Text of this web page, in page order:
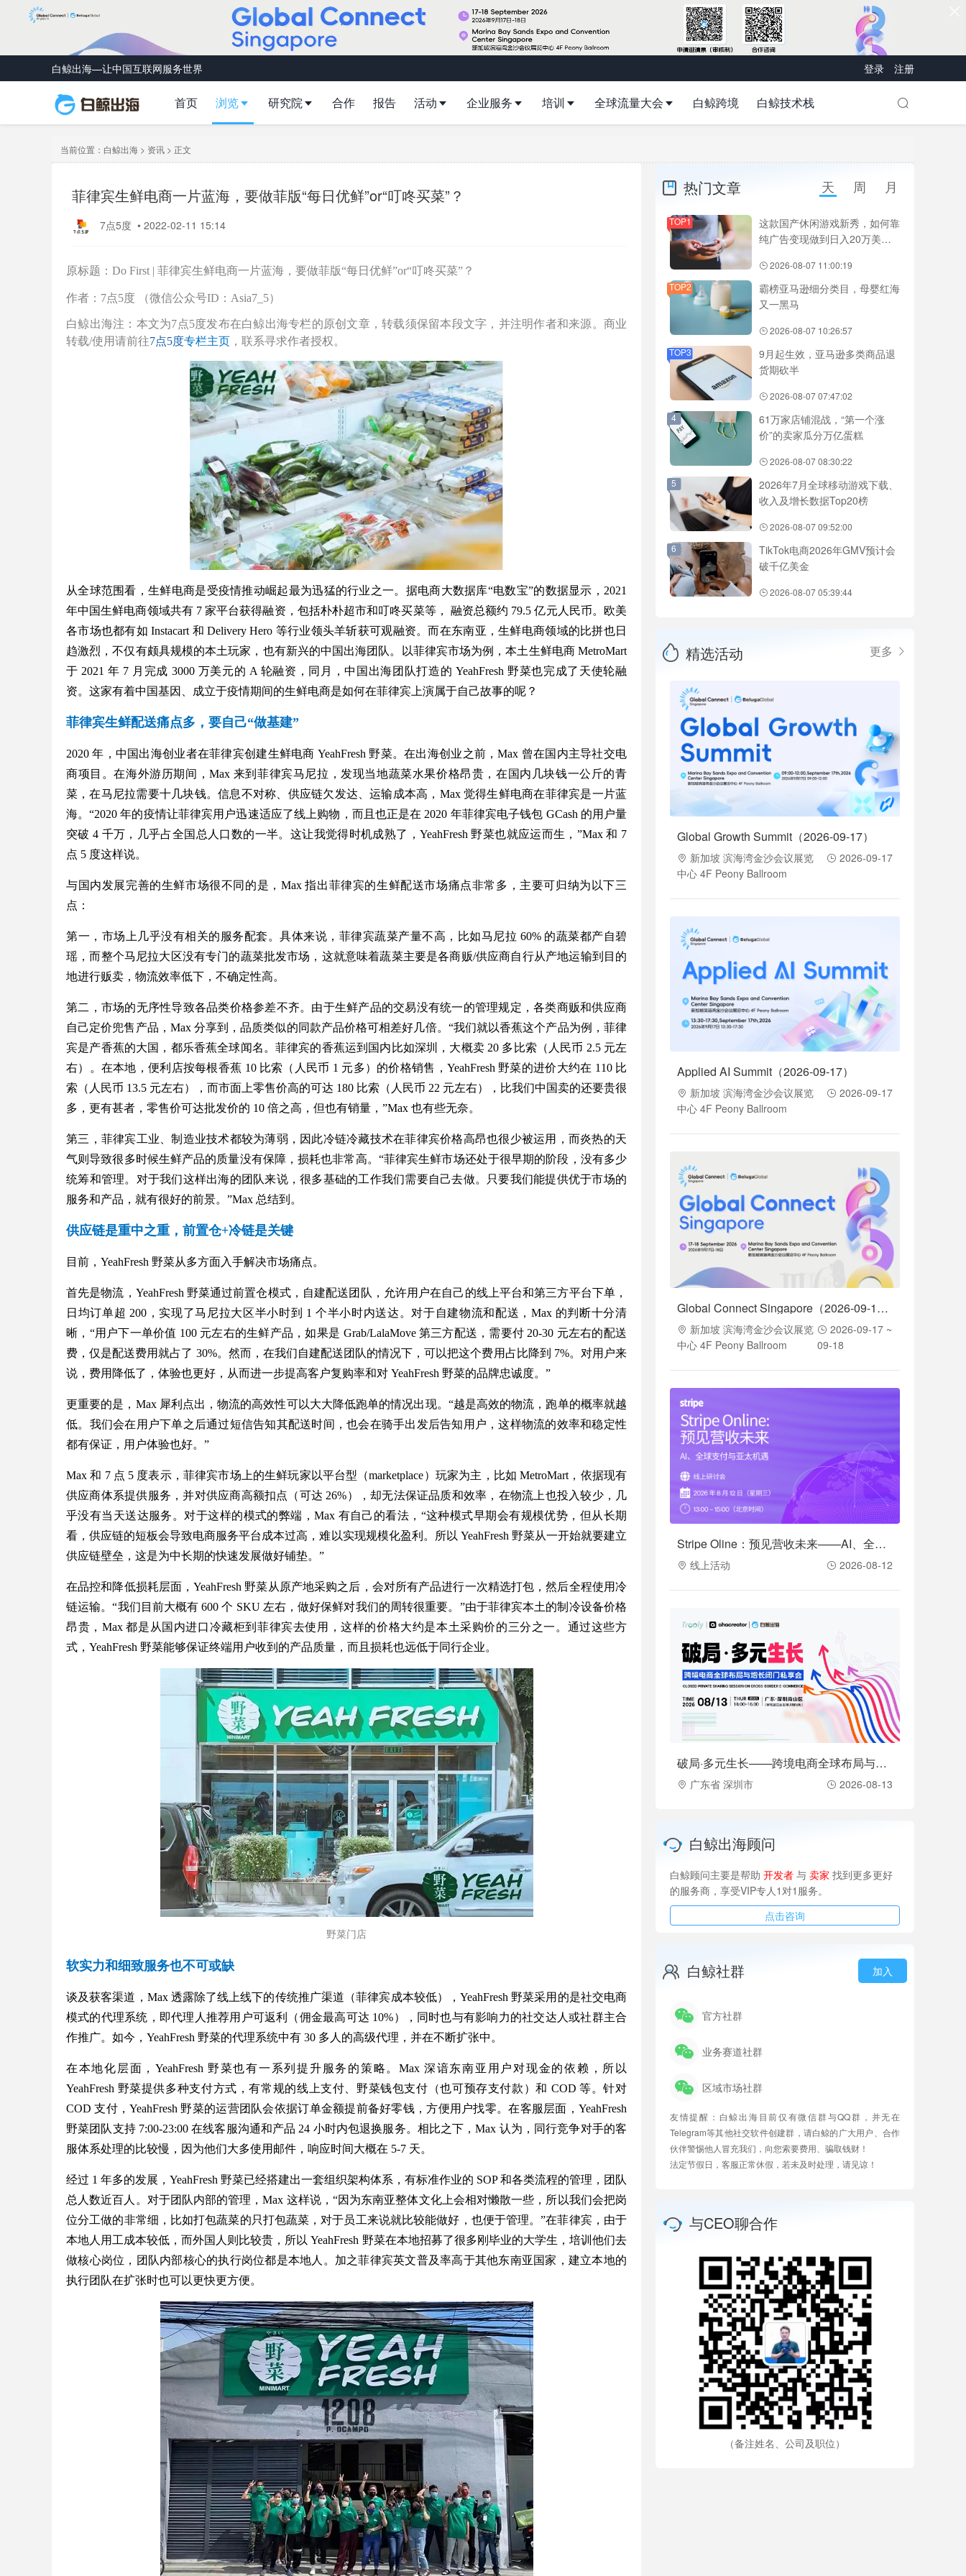
白鲸出海—让中国互联网服务世界 登录 注册
首页 浏览 研究院 合作 报告 活动 企业服务 培训 全球流量大会 白鲸跨境 白鲸技术栈
当前位置： 白鲸出海 > 资讯 > 正文
菲律宾生鲜电商一片蓝海，要做菲版“每日优鲜”or“叮咚买菜”？
7点5度 • 2022-02-11 15:14
原标题：Do First | 菲律宾生鲜电商一片蓝海，要做菲版“每日优鲜”or“叮咚买菜”？
作者：7点5度 （微信公众号ID：Asia7_5）
白鲸出海注：本文为7点5度发布在白鲸出海专栏的原创文章，转载须保留本段文字，并注明作者和来源。商业
转载/使用请前往7点5度专栏主页 ，联系寻求作者授权。
从全球范围看，生鲜电商是受疫情推动崛起最为迅猛的行业之一。据电商大数据库“电数宝”的数据显示，2021
年中国生鲜电商领域共有 7 家平台获得融资，包括朴朴超市和叮咚买菜等， 融资总额约 79.5 亿元人民币。欧美
各市场也都有如 Instacart 和 Delivery Hero 等行业领头羊斩获可观融资。而在东南亚，生鲜电商领域的比拼也日
趋激烈，不仅有颇具规模的本土玩家，也有新兴的中国出海团队。以菲律宾市场为例，本土生鲜电商 MetroMart
于 2021 年 7 月完成 3000 万美元的 A 轮融资，同月，中国出海团队打造的 YeahFresh 野菜也完成了天使轮融
资。这家有着中国基因、成立于疫情期间的生鲜电商是如何在菲律宾上演属于自己故事的呢？
菲律宾生鲜配送痛点多，要自己“做基建”
2020 年，中国出海创业者在菲律宾创建生鲜电商 YeahFresh 野菜。在出海创业之前，Max 曾在国内主导社交电
商项目。在海外游历期间，Max 来到菲律宾马尼拉，发现当地蔬菜水果价格昂贵，在国内几块钱一公斤的青
菜，在马尼拉需要十几块钱。信息不对称、供应链欠发达、运输成本高，Max 觉得生鲜电商在菲律宾是一片蓝
海。“2020 年的疫情让菲律宾用户迅速适应了线上购物，而且也正是在 2020 年菲律宾电子钱包 GCash 的用户量
突破 4 千万，几乎占全国总人口数的一半。这让我觉得时机成熟了，YeahFresh 野菜也就应运而生，”Max 和 7
点 5 度这样说。
与国内发展完善的生鲜市场很不同的是，Max 指出菲律宾的生鲜配送市场痛点非常多，主要可归纳为以下三
点：
第一，市场上几乎没有相关的服务配套。具体来说，菲律宾蔬菜产量不高，比如马尼拉 60% 的蔬菜都产自碧
瑶，而整个马尼拉大区没有专门的蔬菜批发市场，这就意味着蔬菜主要是各商贩/供应商自行从产地运输到目的
地进行贩卖，物流效率低下，不确定性高。
第二，市场的无序性导致各品类价格参差不齐。由于生鲜产品的交易没有统一的管理规定，各类商贩和供应商
自己定价兜售产品，Max 分享到，品质类似的同款产品价格可相差好几倍。“我们就以香蕉这个产品为例，菲律
宾是产香蕉的大国，都乐香蕉全球闻名。菲律宾的香蕉运到国内比如深圳，大概卖 20 多比索（人民币 2.5 元左
右）。在本地，便利店按每根香蕉 10 比索（人民币 1 元多）的价格销售，YeahFresh 野菜的进价大约在 110 比
索（人民币 13.5 元左右），而市面上零售价高的可达 180 比索（人民币 22 元左右），比我们中国卖的还要贵很
多，更有甚者，零售价可达批发价的 10 倍之高，但也有销量，”Max 也有些无奈。
第三，菲律宾工业、制造业技术都较为薄弱，因此冷链冷藏技术在菲律宾价格高昂也很少被运用，而炎热的天
气则导致很多时候生鲜产品的质量没有保障，损耗也非常高。“菲律宾生鲜市场还处于很早期的阶段，没有多少
统筹和管理。对于我们这样出海的团队来说，很多基础的工作我们需要自己去做。只要我们能提供优于市场的
服务和产品，就有很好的前景。”Max 总结到。
供应链是重中之重，前置仓+冷链是关键
目前，YeahFresh 野菜从多方面入手解决市场痛点。
首先是物流，YeahFresh 野菜通过前置仓模式，自建配送团队，允许用户在自己的线上平台和第三方平台下单，
日均订单超 200，实现了马尼拉大区半小时到 1 个半小时内送达。对于自建物流和配送，Max 的判断十分清
晰，“用户下一单价值 100 元左右的生鲜产品，如果是 Grab/LalaMove 第三方配送，需要付 20-30 元左右的配送
费，仅是配送费用就占了 30%。然而，在我们自建配送团队的情况下，可以把这个费用占比降到 7%。对用户来
说，费用降低了，体验也更好，从而进一步提高客户复购率和对 YeahFresh 野菜的品牌忠诚度。”
更重要的是，Max 犀利点出，物流的高效性可以大大降低跑单的情况出现。“越是高效的物流，跑单的概率就越
低。我们会在用户下单之后通过短信告知其配送时间，也会在骑手出发后告知用户，这样物流的效率和稳定性
都有保证，用户体验也好。”
Max 和 7 点 5 度表示，菲律宾市场上的生鲜玩家以平台型（marketplace）玩家为主，比如 MetroMart，依据现有
供应商体系提供服务，并对供应商高额扣点（可达 26%），却无法保证品质和效率，在物流上也投入较少，几
乎没有当天送达服务。对于这样的模式的弊端，Max 有自己的看法，“这种模式早期会有规模优势，但从长期
看，供应链的短板会导致电商服务平台成本过高，难以实现规模化盈利。所以 YeahFresh 野菜从一开始就要建立
供应链壁垒，这是为中长期的快速发展做好铺垫。”
在品控和降低损耗层面，YeahFresh 野菜从原产地采购之后，会对所有产品进行一次精选打包，然后全程使用冷
链运输。“我们目前大概有 600 个 SKU 左右，做好保鲜对我们的周转很重要。”由于菲律宾本土的制冷设备价格
昂贵，Max 都是从国内进口冷藏柜到菲律宾去使用，这样的价格大约是本土采购价的三分之一。通过这些方
式，YeahFresh 野菜能够保证终端用户收到的产品质量，而且损耗也远低于同行企业。
野菜门店
软实力和细致服务也不可或缺
谈及获客渠道，Max 透露除了线上线下的传统推广渠道（菲律宾成本较低），YeahFresh 野菜采用的是社交电商
模式的代理系统，即代理人推荐用户可返利（佣金最高可达 10%），同时也与有影响力的社交达人或社群主合
作推广。如今，YeahFresh 野菜的代理系统中有 30 多人的高级代理，并在不断扩张中。
在本地化层面，YeahFresh 野菜也有一系列提升服务的策略。Max 深谙东南亚用户对现金的依赖，所以
YeahFresh 野菜提供多种支付方式，有常规的线上支付、野菜钱包支付（也可预存支付款）和 COD 等。针对
COD 支付，YeahFresh 野菜的运营团队会依据订单金额提前备好零钱，方便用户找零。在客服层面，YeahFresh
野菜团队支持 7:00-23:00 在线客服沟通和产品 24 小时内包退换服务。相比之下，Max 认为，同行竞争对手的客
服体系处理的比较慢，因为他们大多使用邮件，响应时间大概在 5-7 天。
经过 1 年多的发展，YeahFresh 野菜已经搭建出一套组织架构体系，有标准作业的 SOP 和各类流程的管理，团队
总人数近百人。对于团队内部的管理，Max 这样说，“因为东南亚整体文化上会相对懒散一些，所以我们会把岗
位分工做的非常细，比如打包蔬菜的只打包蔬菜，对于员工来说就比较能做好，也便于管理。”在菲律宾，由于
本地人用工成本较低，而外国人则比较贵，所以 YeahFresh 野菜在本地招募了很多刚毕业的大学生，培训他们去
做核心岗位，团队内部核心的执行岗位都是本地人。加之菲律宾英文普及率高于其他东南亚国家，建立本地的
执行团队在扩张时也可以更快更方便。
热门文章 天 周 月
TOP1
这款国产休闲游戏新秀，如何靠
纯广告变现做到日入20万美
2026-08-07 11:00:19
TOP2
霸榜亚马逊细分类目，母婴红海
又一黑马
2026-08-07 10:26:57
TOP3
9月起生效，亚马逊多类商品退
货期砍半
2026-08-07 07:47:02
4
61万家店铺混战，“第一个涨
价”的卖家瓜分万亿蛋糕
2026-08-07 08:30:22
5
2026年7月全球移动游戏下载、
收入及增长数据Top20榜
2026-08-07 09:52:00
6
TikTok电商2026年GMV预计会
破千亿美金
2026-08-07 05:39:44
精选活动 更多
Global Growth Summit（2026-09-17）
新加坡 滨海湾金沙会议展览
中心 4F Peony Ballroom
2026-09-17
Applied AI Summit（2026-09-17）
新加坡 滨海湾金沙会议展览
中心 4F Peony Ballroom
2026-09-17
Global Connect Singapore（2026-09-17至2026-09-18）
新加坡 滨海湾金沙会议展览
中心 4F Peony Ballroom
2026-09-17 ~
09-18
Stripe Oline：预见营收未来——AI、全球支付与亚太机遇（2026-08-12）
线上活动 2026-08-12
破局·多元生长——跨境电商全球布局与增长闭门私享会（2026-08-13）
广东省 深圳市 2026-08-13
白鲸出海顾问
白鲸顾问主要是帮助 开发者 与 卖家 找到更多更好
的服务商，享受VIP专人1对1服务。
点击咨询
白鲸社群 加入
官方社群
业务赛道社群
区域市场社群
友情提醒：白鲸出海目前仅有微信群与QQ群，并无在
Telegram等其他社交软件创建群，请白鲸的广大用户、合作
伙伴警惕他人冒充我们，向您索要费用、骗取钱财！
法定节假日，客服正常休假，若未及时处理，请见谅！
与CEO聊合作
（备注姓名、公司及职位）